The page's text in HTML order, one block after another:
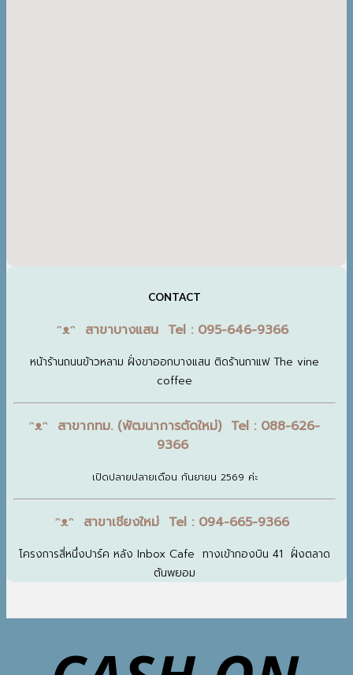
CONTACT
ᵔᴥᵔ สาขาบางแสน Tel : 095-646-9366
หน้าร้านถนนข้าวหลาม ฝั่งขาออกบางแสน ติดร้านกาแฟ The vine
coffee
ᵔᴥᵔ สาขากทม. (พัฒนาการตัดใหม่) Tel : 088-626-
9366
เปิดปลายปลายเดือน กันยายน 2569 ค่ะ
ᵔᴥᵔ สาขาเชียงใหม่ Tel : 094-665-9366
โครงการสี่หนึ่งปาร์ค หลัง Inbox Cafe ทางเข้ากองบิน 41 ฝั่งตลาด
ต้นพยอม